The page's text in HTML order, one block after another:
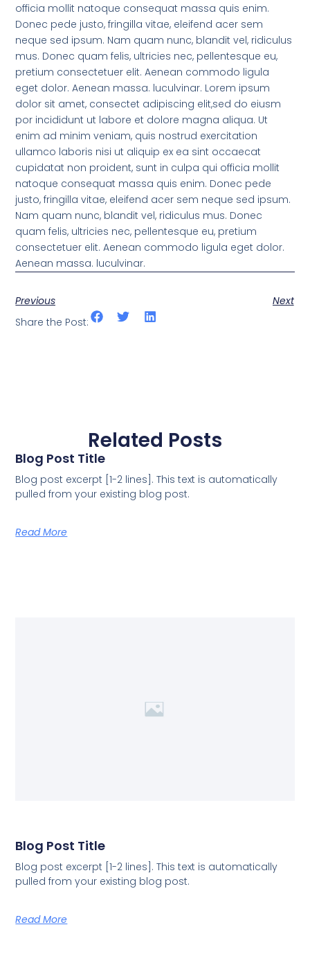
officia mollit natoque consequat massa quis enim.
Donec pede justo, fringilla vitae, eleifend acer sem
neque sed ipsum. Nam quam nunc, blandit vel, ridiculus
mus. Donec quam felis, ultricies nec, pellentesque eu,
pretium consectetuer elit. Aenean commodo ligula
eget dolor. Aenean massa. luculvinar. Lorem ipsum
dolor sit amet, consectet adipiscing elit,sed do eiusm
por incididunt ut labore et dolore magna aliqua. Ut
enim ad minim veniam, quis nostrud exercitation
ullamco laboris nisi ut aliquip ex ea sint occaecat
cupidatat non proident, sunt in culpa qui officia mollit
natoque consequat massa quis enim. Donec pede
justo, fringilla vitae, eleifend acer sem neque sed ipsum.
Nam quam nunc, blandit vel, ridiculus mus. Donec
quam felis, ultricies nec, pellentesque eu, pretium
consectetuer elit. Aenean commodo ligula eget dolor.
Aenean massa. luculvinar.
Previous
Next
Share the Post:
Related Posts
Blog Post Title
Blog post excerpt [1-2 lines]. This text is automatically
pulled from your existing blog post.
Read More
Blog Post Title
Blog post excerpt [1-2 lines]. This text is automatically
pulled from your existing blog post.
Read More